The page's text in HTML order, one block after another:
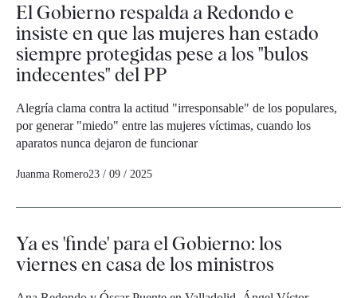
El Gobierno respalda a Redondo e
insiste en que las mujeres han estado
siempre protegidas pese a los "bulos
indecentes" del PP
Alegría clama contra la actitud "irresponsable" de los populares,
por generar "miedo" entre las mujeres víctimas, cuando los
aparatos nunca dejaron de funcionar
Juanma Romero23 / 09 / 2025
Ya es 'finde' para el Gobierno: los
viernes en casa de los ministros